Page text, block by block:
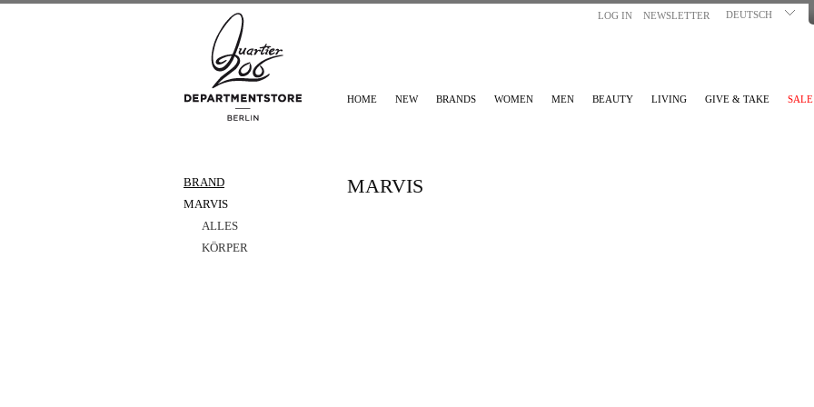
LOG IN NEWSLETTER DEUTSCH
HOME NEW BRANDS WOMEN MEN BEAUTY LIVING GIVE & TAKE SALE
BRAND
MARVIS
ALLES
KÖRPER
MARVIS